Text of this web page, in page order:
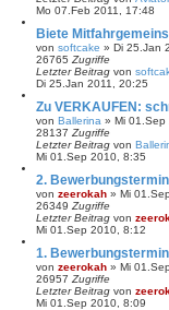
Mo 07.Feb 2011, 17:48
Biete
von softcake » Di 25.Jan
26765 Zugriffe
Letzter Beitrag von
Di 25.Jan 2011, 20:25
Zu VERKAUFEN:
von Ballerina » Mi 01.Sep
28137 Zugriffe
Letzter Beitrag von
Mi 01.Sep 2010, 8:35
2.
von zeerokah » Mi
26349 Zugriffe
Letzter Beitrag von
Mi 01.Sep 2010, 8:12
1.
von zeerokah » Mi
26957 Zugriffe
Letzter Beitrag von
Mi 01.Sep 2010, 8:09